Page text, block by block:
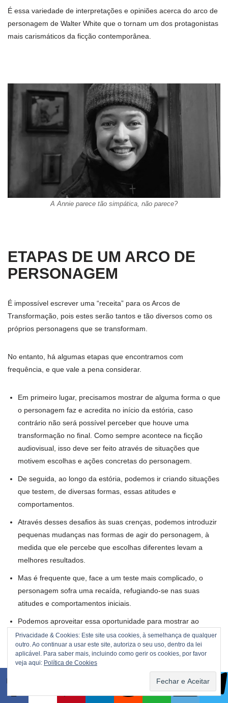
É essa variedade de interpretações e opiniões acerca do arco de
personagem de Walter White que o tornam um dos protagonistas
mais carismáticos da ficção contemporânea.
A Annie parece tão simpática, não parece?
ETAPAS DE UM ARCO DE
PERSONAGEM
É impossível escrever uma “receita” para os Arcos de
Transformação, pois estes serão tantos e tão diversos como os
próprios personagens que se transformam.
No entanto, há algumas etapas que encontramos com
frequência, e que vale a pena considerar.
Em primeiro lugar, precisamos mostrar de alguma forma o que
o personagem faz e acredita no início da estória, caso
contrário não será possível perceber que houve uma
transformação no final. Como sempre acontece na ficção
audiovisual, isso deve ser feito através de situações que
motivem escolhas e ações concretas do personagem.
De seguida, ao longo da estória, podemos ir criando situações
que testem, de diversas formas, essas atitudes e
comportamentos.
Através desses desafios às suas crenças, podemos introduzir
pequenas mudanças nas formas de agir do personagem, à
medida que ele percebe que escolhas diferentes levam a
melhores resultados.
Mas é frequente que, face a um teste mais complicado, o
personagem sofra uma recaída, refugiando-se nas suas
atitudes e comportamentos iniciais.
Podemos aproveitar essa oportunidade para mostrar ao
próprio personagem as consequências nefastas dessa
recaída.
E isso pode conduzir a um momento de iluminação do
personagem. Essa epifania pode ser manifestada de formas
Privacidade & Cookies: Este site usa cookies, à semelhança de qualquer
outro. Ao continuar a usar este site, autoriza o seu uso, dentro da lei
aplicável. Para saber mais, incluindo como gerir os cookies, por favor
veja aqui: Política de Cookies